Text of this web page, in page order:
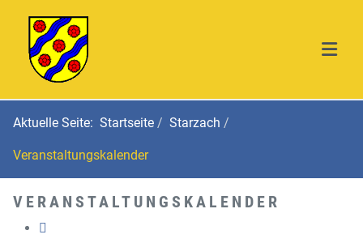
Aktuelle Seite: Startseite Starzach
Veranstaltungskalender
VERANSTALTUNGSKALENDER